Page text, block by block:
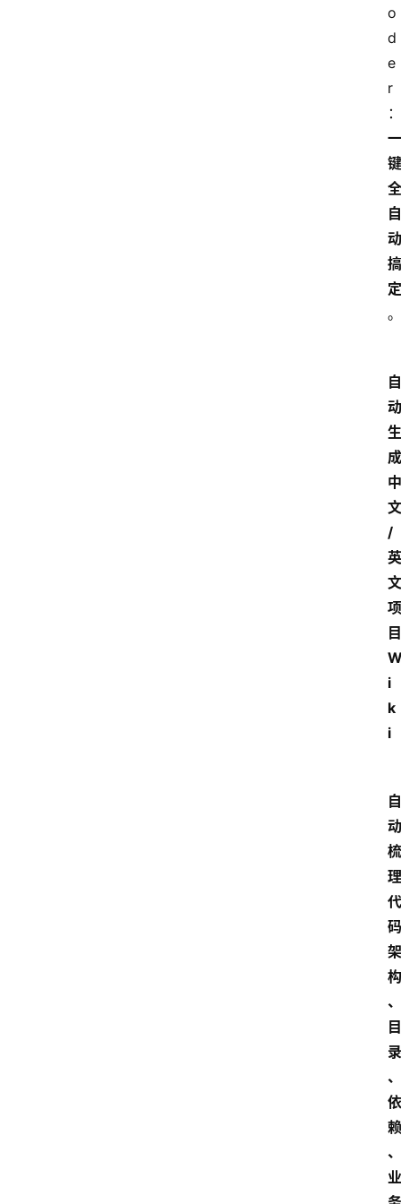
o
d
e
r
：
一
键
全
自
动
搞
定
。
自
动
生
成
中
文
/
英
文
项
目
i
k
i
自
动
梳
理
代
码
架
构
、
目
录
、
依
赖
、
业